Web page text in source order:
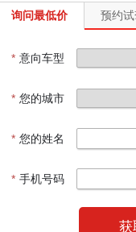
询问最低价 预约
* 意向车型
* 您的城市
* 您的姓名
* 手机号码
获